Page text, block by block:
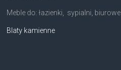
Meble do: łazienki, sypialni, biurowe
Blaty kamienne